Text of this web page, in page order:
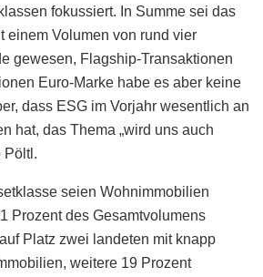
fokussiert. In Summe sei das
einem Volumen von rund vier
gewesen, Flagship-Transaktionen
Euro-Marke habe es aber keine
dass ESG im Vorjahr wesentlich an
hat, das Thema „wird uns auch
Pöltl.
seien Wohnimmobilien
Prozent des Gesamtvolumens
Platz zwei landeten mit knapp
weitere 19 Prozent